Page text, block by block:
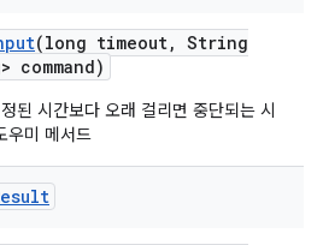
(long timeout, String
command)
된 시간보다 오래 걸리면 중단되는 시
우미 메서드